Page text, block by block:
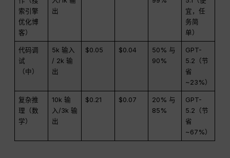
索引擎
优化博
客）
出
宜，任
务简
单）
代码调
试
（中）
5k 输入
/ 2k 输
出
$0.05 $0.04
50% 与
90%
GPT-
5.2（节
省
~23%）
复杂推
理（数
学）
10k 输
入/3k 输
出
$0.21 $0.07
20% 与
85%
GPT-
5.2（节
省
~67%）